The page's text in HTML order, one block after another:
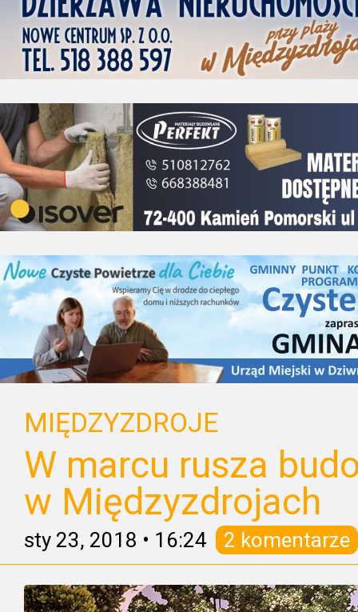
MIĘDZYZDROJE
W marcu rusza
w Międzyzdrojach
sty 23, 2018 • 16:24 2 komentarze